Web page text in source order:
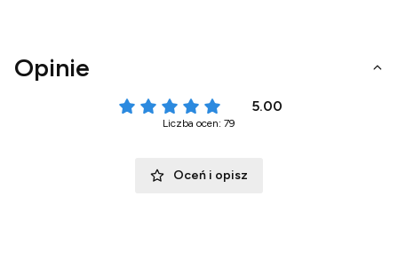
Opinie
5.00
Liczba ocen: 79
Oceń i opisz